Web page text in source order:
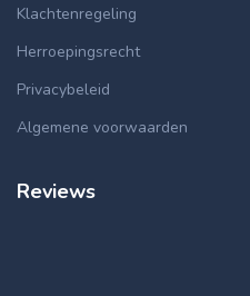
Klachtenregeling
Herroepingsrecht
Privacybeleid
Algemene voorwaarden
Reviews